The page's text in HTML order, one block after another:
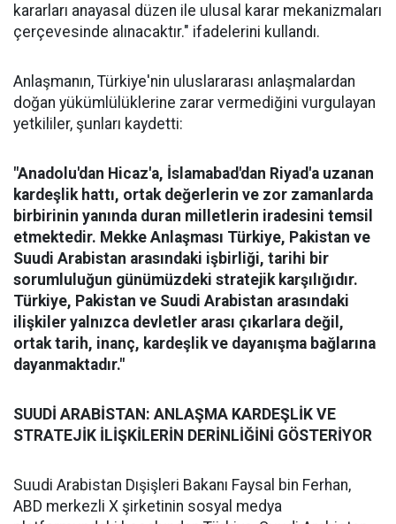
kararları anayasal düzen ile ulusal karar mekanizmaları
çerçevesinde alınacaktır." ifadelerini kullandı.
Anlaşmanın, Türkiye'nin uluslararası anlaşmalardan
doğan yükümlülüklerine zarar vermediğini vurgulayan
yetkililer, şunları kaydetti:
"Anadolu'dan Hicaz'a, İslamabad'dan Riyad'a uzanan
kardeşlik hattı, ortak değerlerin ve zor zamanlarda
birbirinin yanında duran milletlerin iradesini temsil
etmektedir. Mekke Anlaşması Türkiye, Pakistan ve
Suudi Arabistan arasındaki işbirliği, tarihi bir
sorumluluğun günümüzdeki stratejik karşılığıdır.
Türkiye, Pakistan ve Suudi Arabistan arasındaki
ilişkiler yalnızca devletler arası çıkarlara değil,
ortak tarih, inanç, kardeşlik ve dayanışma bağlarına
dayanmaktadır."
SUUDİ ARABİSTAN: ANLAŞMA KARDEŞLİK VE
STRATEJİK İLİŞKİLERİN DERİNLİĞİNİ GÖSTERİYOR
Suudi Arabistan Dışişleri Bakanı Faysal bin Ferhan,
ABD merkezli X şirketinin sosyal medya